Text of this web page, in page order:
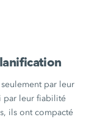
par leur
par leur fiabilité
ils ont compacté